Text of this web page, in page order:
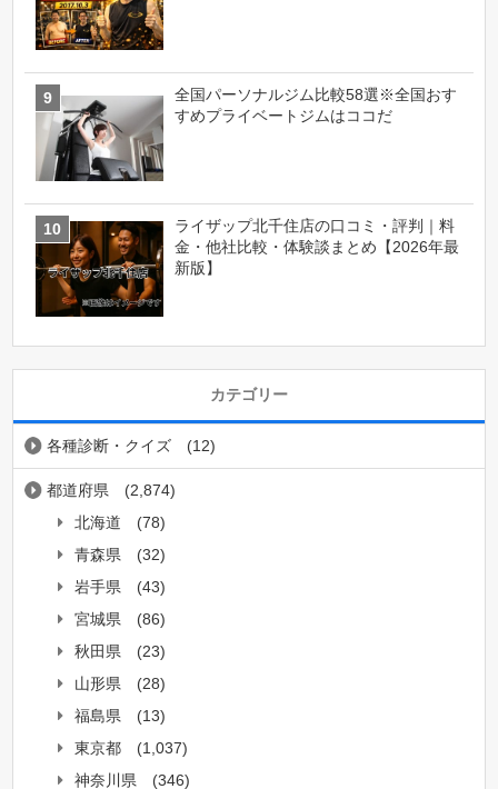
全国パーソナルジム比較58選※全国おす
すめプライベートジムはココだ
ライザップ北千住店の口コミ・評判｜料
金・他社比較・体験談まとめ【2026年最
新版】
カテゴリー
各種診断・クイズ (12)
都道府県
(2,874)
北海道
(78)
青森県
(32)
岩手県
(43)
宮城県
(86)
秋田県
(23)
山形県
(28)
福島県
(13)
東京都
(1,037)
神奈川県
(346)